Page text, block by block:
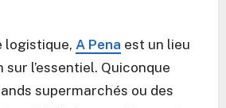
logistique, A Pena est un lieu
l’essentiel. Quiconque
supermarchés ou des